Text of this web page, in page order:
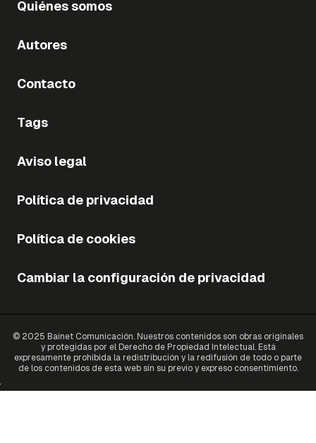
Quiénes somos
Autores
Contacto
Tags
Aviso legal
Política de privacidad
Política de cookies
Cambiar la configuración de privacidad
© 2025 Bainet Comunicación. Nuestros contenidos son obras originales
y protegidas por el Derecho de Propiedad Intelectual. Está
expresamente prohibida la redistribución y la redifusión de todo o parte
de los contenidos de esta web sin su previo y expreso consentimiento.